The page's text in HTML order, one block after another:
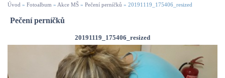
Úvod » Fotoalbum » Akce MŠ » Pečení perníčků » 20191119_175406_resized
Pečení perníčků
20191119_175406_resized